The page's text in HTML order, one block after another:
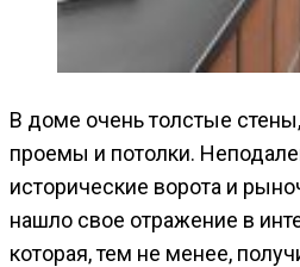
В доме очень толстые
проемы и потолки.
исторические ворота и
нашло свое отражение в
которая, тем не менее,